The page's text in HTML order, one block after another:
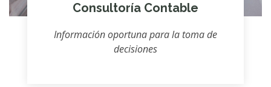
Consultoría Contable
Información oportuna para la toma de
decisiones